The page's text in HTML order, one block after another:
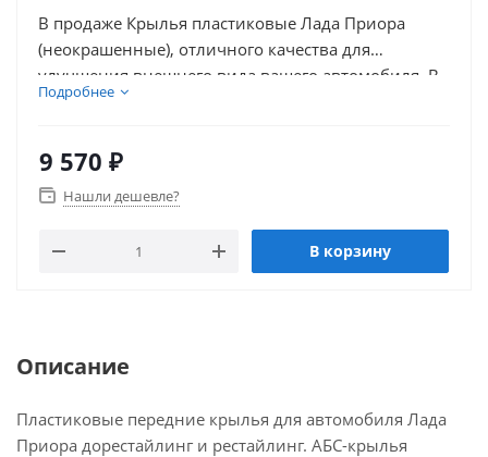
В продаже Крылья пластиковые Лада Приора
(неокрашенные), отличного качества для
улучшения внешнего вида вашего автомобиля. В
нашем каталоге так же присутствует множество
Подробнее
9 570 ₽
Нашли дешевле?
В корзину
Описание
Пластиковые передние крылья для автомобиля Лада
Приора дорестайлинг и рестайлинг. АБС-крылья